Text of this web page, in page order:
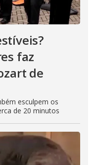
faz
de
esculpem os
de 20 minutos